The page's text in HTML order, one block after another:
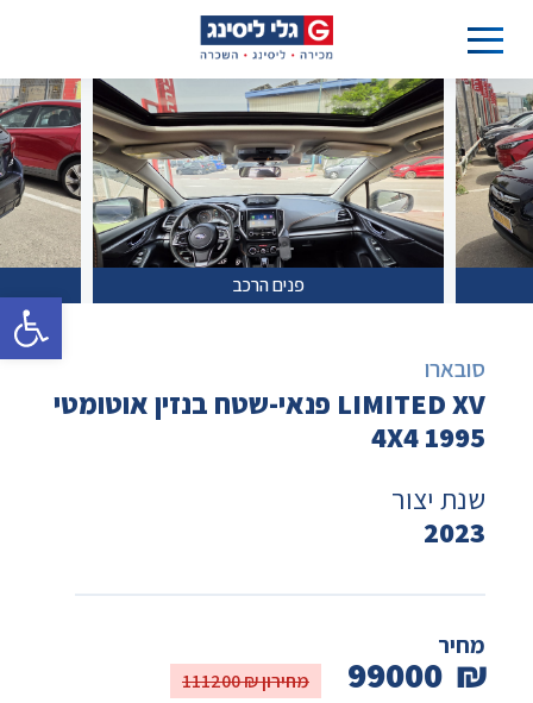
פתח
סובארו
LIMITED XV פנאי-שטח בנזין אוטומטי
4X4 1995
שנת יצור
2023
מחיר
₪ מחירון ₪ 111200
פנים הרכב